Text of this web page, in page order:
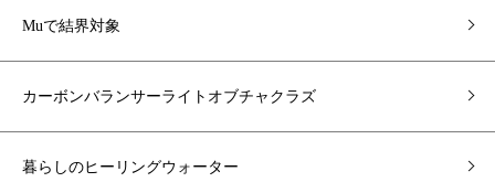
Muで結界対象
カーボンバランサーライトオブチャクラズ
暮らしのヒーリングウォーター